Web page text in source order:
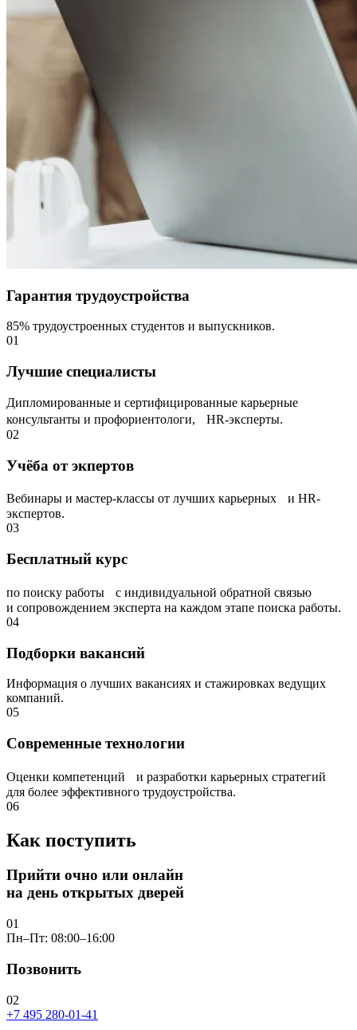
Гарантия трудоустройства
85% трудоустроенных студентов и выпускников.
01
Лучшие специалисты
Дипломированные и сертифицированные карьерные
консультанты и профориентологи, НR-эксперты.
02
Учёба от экпертов
Вебинары и мастер-классы от лучших карьерных и HR-
экспертов.
03
Бесплатный курс
по поиску работы с индивидуальной обратной связью
и сопровождением эксперта на каждом этапе поиска работы.
04
Подборки вакансий
Информация о лучших вакансиях и стажировках ведущих
компаний.
05
Современные технологии
Оценки компетенций и разработки карьерных стратегий
для более эффективного трудоустройства.
06
Как поступить
Прийти очно или онлайн
на день открытых дверей
01
Пн–Пт: 08:00–16:00
Позвонить
02
+7 495 280-01-41